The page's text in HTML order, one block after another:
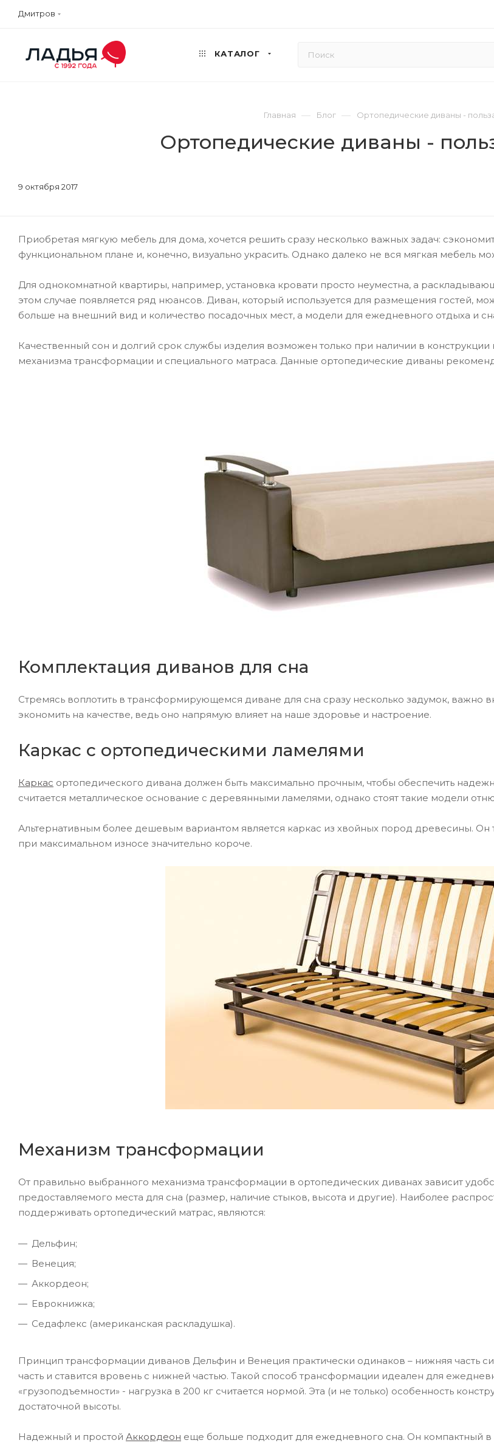
Дмитров
КАТАЛОГ
Главная — Блог — Ортопедические диваны -
Ортопедические диваны -
9 октября 2017
Приобретая мягкую мебель для дома, хочется решить сразу несколько важных задач:
функциональном плане и, конечно, визуально украсить. Однако далеко не вся мягкая мебель
Для однокомнатной квартиры, например, установка кровати просто неуместна, а
этом случае появляется ряд нюансов. Диван, который используется для размещения гостей,
больше на внешний вид и количество посадочных мест, а модели для ежедневного отдыха и
Качественный сон и долгий срок службы изделия возможен только при наличии в
механизма трансформации и специального матраса. Данные ортопедические диваны
Комплектация диванов для сна
Стремясь воплотить в трансформирующемся диване для сна сразу несколько задумок, важно
экономить на качестве, ведь оно напрямую влияет на наше здоровье и настроение.
Каркас с ортопедическими ламелями
Каркас ортопедического дивана должен быть максимально прочным, чтобы обеспечить
считается металлическое основание с деревянными ламелями, однако стоят такие модели
Альтернативным более дешевым вариантом является каркас из хвойных пород древесины.
при максимальном износе значительно короче.
Механизм трансформации
От правильно выбранного механизма трансформации в ортопедических диванах зависит
предоставляемого места для сна (размер, наличие стыков, высота и другие). Наиболее
поддерживать ортопедический матрас, являются:
Дельфин;
Венеция;
Аккордеон;
Еврокнижка;
Седафлекс (американская раскладушка).
Принцип трансформации диванов Дельфин и Венеция практически одинаков – нижняя часть
часть и ставится вровень с нижней частью. Такой способ трансформации идеален для
«грузоподъемности» - нагрузка в 200 кг считается нормой. Эта (и не только) особенность
достаточной высоты.
Надежный и простой Аккордеон еще больше подходит для ежедневного сна. Он компактный